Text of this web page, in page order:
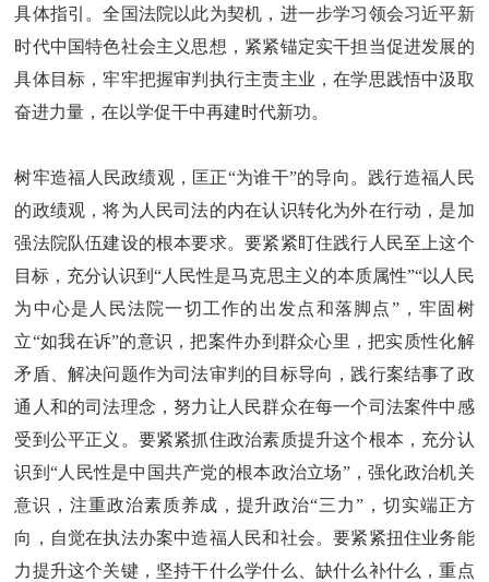
具体指引。全国法院以此为契机，进一步学习领会习近平新
时代中国特色社会主义思想，紧紧锚定实干担当促进发展的
具体目标，牢牢把握审判执行主责主业，在学思践悟中汲取
奋进力量，在以学促干中再建时代新功。
树牢造福人民政绩观，匡正“为谁干”的导向。践行造福人民
的政绩观，将为人民司法的内在认识转化为外在行动，是加
强法院队伍建设的根本要求。要紧紧盯住践行人民至上这个
目标，充分认识到“人民性是马克思主义的本质属性”“以人民
为中心是人民法院一切工作的出发点和落脚点”，牢固树
立“如我在诉”的意识，把案件办到群众心里，把实质性化解
矛盾、解决问题作为司法审判的目标导向，践行案结事了政
通人和的司法理念，努力让人民群众在每一个司法案件中感
受到公平正义。要紧紧抓住政治素质提升这个根本，充分认
识到“人民性是中国共产党的根本政治立场”，强化政治机关
意识，注重政治素质养成，提升政治“三力”，切实端正方
向，自觉在执法办案中造福人民和社会。要紧紧扭住业务能
力提升这个关键，坚持干什么学什么、缺什么补什么，重点